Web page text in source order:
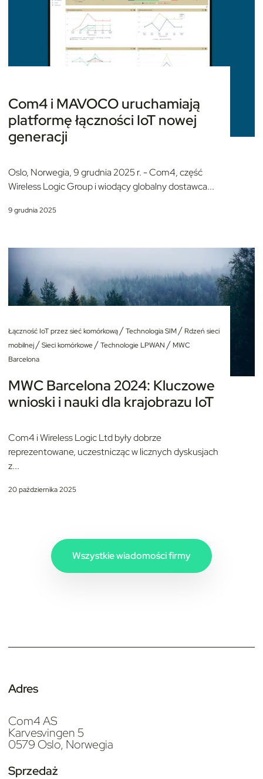
Com4 i MAVOCO uruchamiają
platformę łączności IoT nowej
generacji
Oslo, Norwegia, 9 grudnia 2025 r. - Com4, część
Wireless Logic Group i wiodący globalny dostawca...
9 grudnia 2025
Łączność IoT przez sieć komórkową/Technologia SIM/ Rdzeń sieci
mobilnej/Sieci komórkowe/Technologie LPWAN / MWC
Barcelona
MWC Barcelona 2024: Kluczowe
wnioski i nauki dla krajobrazu IoT
Com4 i Wireless Logic Ltd były dobrze
reprezentowane, uczestnicząc w licznych dyskusjach
z...
20 października 2025
Wszystkie wiadomości firmy
Adres
Com4 AS
Karvesvingen 5
0579 Oslo, Norwegia
Sprzedaż